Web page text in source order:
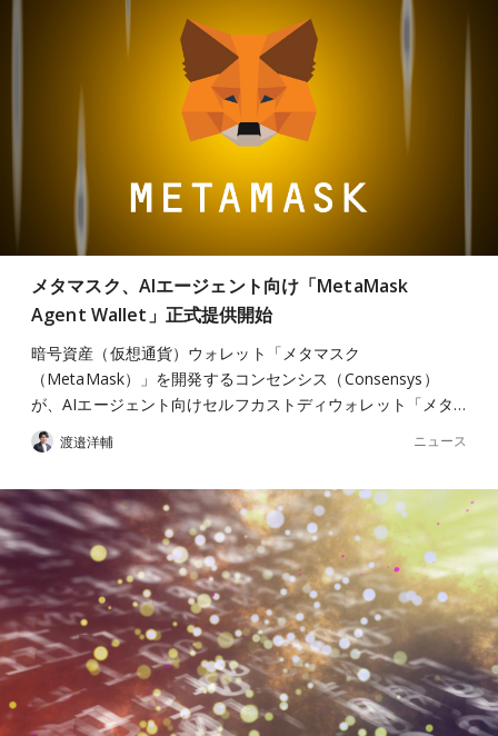
メタマスク、AIエージェント向け「MetaMask
Agent Wallet」正式提供開始
暗号資産（仮想通貨）ウォレット「メタマスク
（MetaMask）」を開発するコンセンシス（Consensys）
が、AIエージェント向けセルフカストディウォレット「メタ…
渡邉洋輔 ニュース